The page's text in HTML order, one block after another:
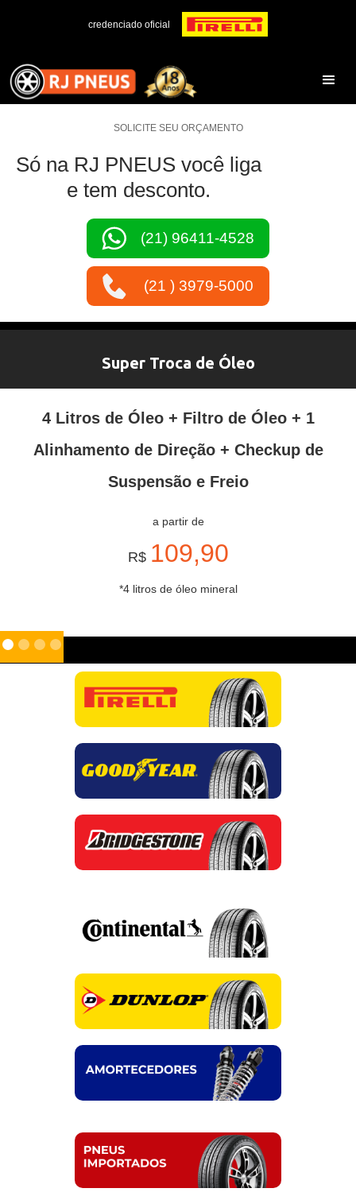
credenciado oficial
SOLICITE SEU ORÇAMENTO
Só na RJ PNEUS você liga
e tem desconto.
(21) 96411-4528
(21 ) 3979-5000
Super Troca de Óleo
4 Litros de Óleo + Filtro de Óleo + 1
Alinhamento de Direção + Checkup de
Suspensão e Freio
a partir de
R$ 109,90
*4 litros de óleo mineral